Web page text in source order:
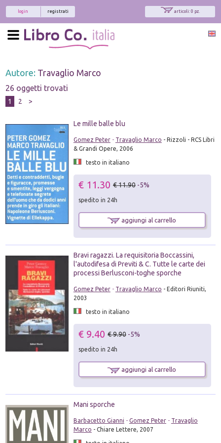
articoli: 0 pz.
registrati
login
Autore: Travaglio Marco
26 oggetti trovati
1 2 >
Le mille balle blu
Gomez Peter- Travaglio Marco - Rizzoli - RCS Libri
& Grandi Opere, 2006
testo in italiano
€ 11.30 € 11.90 -5%
spedito in 24h
aggiungi al carrello
Bravi ragazzi. La requisitoria Boccassini,
l'autodifesa di Previti & C. Tutte le carte dei
processi Berlusconi-toghe sporche
Gomez Peter- Travaglio Marco - Editori Riuniti,
2003
testo in italiano
€ 9.40 € 9.90 -5%
spedito in 24h
aggiungi al carrello
Mani sporche
Barbacetto Gianni - Gomez Peter- Travaglio
Marco - Chiare Lettere, 2007